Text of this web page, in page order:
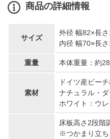
商品の詳細情報
サイズ
外径 幅82×長
内径 幅70×長
重量 本体重量：約
素材
ドイツ産ビー
ナチュラル・
ホワイト：ウ
床板高さ2段階
※つかまり立ち